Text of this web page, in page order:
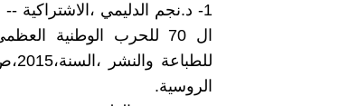
1- د.نجم الدليمي ،الاشتراكية
الروسية.